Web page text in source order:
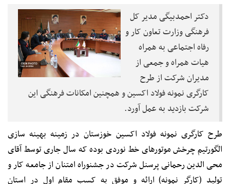
دکتر احمدبیگی مدیر کل
فرهنگی وزارت تعاون کار و
رفاه اجتماعی به همراه
هیات همراه و جمعی از
مدیران شرکت از طرح
کارگری نمونه فولاد اکسین و همچنین امکانات فرهنگی این
شرکت بازدید به عمل آورد.
طرح کارگری نمونه فولاد اکسین خوزستان در زمینه بهینه سازی
الگورتیم چرخش موتورهای خط نوردی بوده که سال جاری توسط آقای
محی الدین رحمانی پرسنل شرکت در جشنوراه امتنان از جامعه کار و
تولید (کارگر نمونه) ارائه و موفق به کسب مقام اول در استان